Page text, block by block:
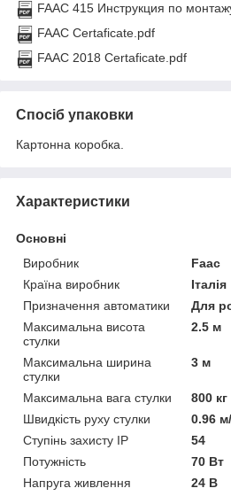
FAAC 415 Инструкция по
FAAC Certaficate.pdf
FAAC 2018 Certaficate.pdf
Спосіб упаковки
Картонна коробка.
Характеристики
Основні
Виробник
Faac
Країна виробник
Італія
Призначення автоматики
Для
Максимальна висота
стулки
2.5 м
Максимальна ширина
стулки
3 м
Максимальна вага стулки
800 кг
Швидкість руху стулки
0.96
Ступінь захисту IP
54
Потужність
70 Вт
Напруга живлення
24 В